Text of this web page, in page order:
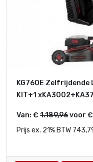
KG760E Zelfrijdende
KIT+1
Van: € 1.189,96voor €
Prijs ex. 21% BTW